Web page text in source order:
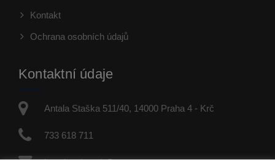
Kontakt
Ochrana osobních údajů
Kontaktní údaje
Antala Staška 511/40, 14000 Praha 4 - Krč
733 618 711
jaroslav.dvorak@re-max.cz